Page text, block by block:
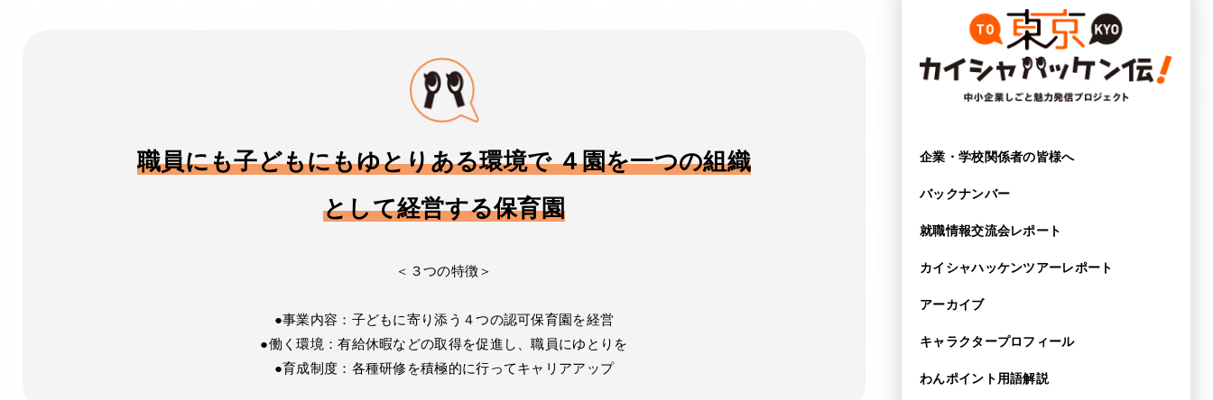
職員にも子どもにもゆとりある環境で ４園を一つの組織
として経営する保育園
＜３つの特徴＞
●事業内容：子どもに寄り添う４つの認可保育園を経営
●働く環境：有給休暇などの取得を促進し、職員にゆとりを
●育成制度：各種研修を積極的に行ってキャリアアップ
企業・学校関係者の皆様へ
バックナンバー
就職情報交流会レポート
カイシャハッケンツアーレポート
アーカイブ
キャラクタープロフィール
わんポイント用語解説